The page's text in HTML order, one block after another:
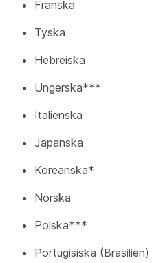
Franska
Tyska
Hebreiska
Ungerska***
Italienska
Japanska
Koreanska*
Norska
Polska***
Portugisiska (Brasilien)